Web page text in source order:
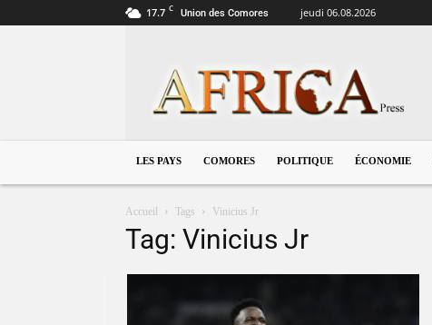
17.7 C Union des Comores jeudi 06.08.2026
LES PAYS COMORES POLITIQUE ÉCONOMIE
Accueil Tags Vinicius Jr
Tag: Vinicius Jr